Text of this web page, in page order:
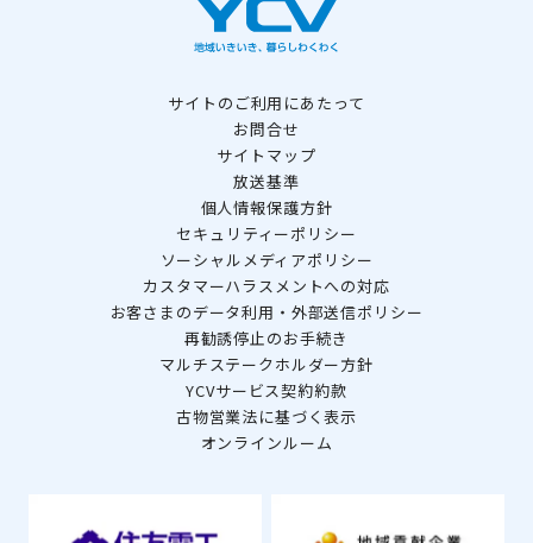
サイトのご利用にあたって
お問合せ
サイトマップ
放送基準
個人情報保護方針
セキュリティーポリシー
ソーシャルメディアポリシー
カスタマーハラスメントへの対応
お客さまのデータ利用・外部送信ポリシー
再勧誘停止のお手続き
マルチステークホルダー方針
YCVサービス契約約款
古物営業法に基づく表示
オンラインルーム